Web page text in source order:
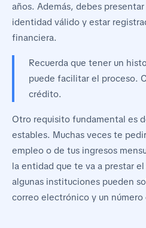
años. Además, debes
identidad válido y estar
financiera.
Recuerda que tener un
puede facilitar el proceso.
crédito.
Otro requisito fundamental es
estables. Muchas veces te
empleo o de tus ingresos
la entidad que te va a prestar
algunas instituciones pueden
correo electrónico y un